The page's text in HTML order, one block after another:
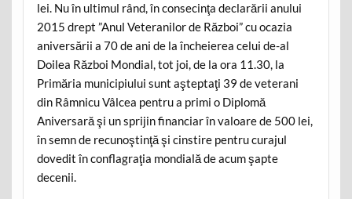
lei. Nu în ultimul rând, în consecinţa declarării anului
2015 drept ”Anul Veteranilor de Război” cu ocazia
aniversării a 70 de ani de la încheierea celui de-al
Doilea Război Mondial, tot joi, de la ora 11.30, la
Primăria municipiului sunt aşteptaţi 39 de veterani
din Râmnicu Vâlcea pentru a primi o Diplomă
Aniversară şi un sprijin financiar în valoare de 500 lei,
în semn de recunoştinţă şi cinstire pentru curajul
dovedit în conflagraţia mondială de acum şapte
decenii.